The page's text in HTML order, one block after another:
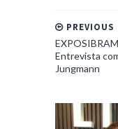
PREVIOUS
Entrevista
Jungmann